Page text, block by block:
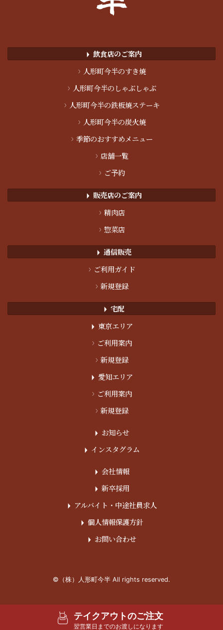
テイクアウトのご注文
翌営業日までのお渡しになります
▶︎ 飲食店のご案内
> 人形町今半のすき焼
> 人形町今半のしゃぶしゃぶ
> 人形町今半の鉄板焼ステーキ
> 人形町今半の炭火焼
> 季節のおすすめメニュー
> 店舗一覧
> ご予約
▶︎ 販売店のご案内
> 精肉店
> 惣菜店
▶︎ 通信販売
> ご利用ガイド
> 新規登録
▶︎ 宅配
▶︎ 東京エリア
> ご利用案内
> 新規登録
▶︎ 愛知エリア
> ご利用案内
> 新規登録
▶︎ お知らせ
▶︎ インスタグラム
▶︎ 会社情報
▶︎ 新卒採用
▶︎ アルバイト・中途社員求人
▶︎ 個人情報保護方針
▶︎ お問い合わせ
©（株）人形町今半 All rights reserved.